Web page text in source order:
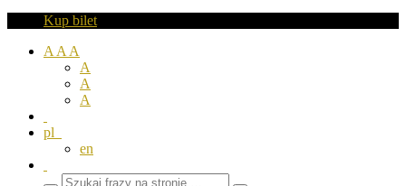
Kup bilet
A A A
A
A
A
pl
en